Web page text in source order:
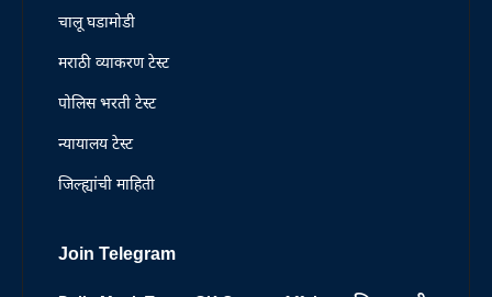
चालू घडामोडी
मराठी व्याकरण टेस्ट
पोलिस भरती टेस्ट
न्यायालय टेस्ट
जिल्ह्यांची माहिती
Join Telegram